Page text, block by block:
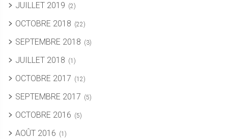
JUILLET 2019 (2)
OCTOBRE 2018 (22)
SEPTEMBRE 2018 (3)
JUILLET 2018 (1)
OCTOBRE 2017 (12)
SEPTEMBRE 2017 (5)
OCTOBRE 2016 (5)
AOÛT 2016 (1)